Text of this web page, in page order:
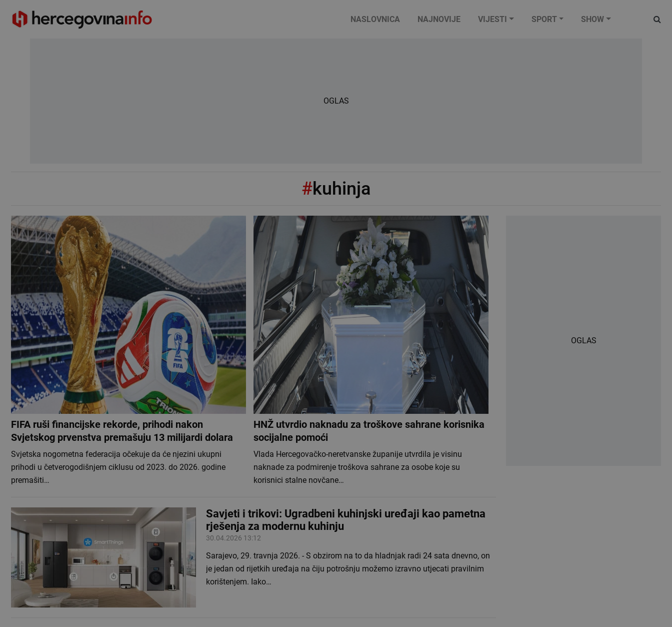
NASLOVNICA NAJNOVIJE VIJESTI SPORT SHOW
OGLAS
#kuhinja
FIFA ruši financijske rekorde, prihodi nakon
Svjetskog prvenstva premašuju 13 milijardi dolara
Svjetska nogometna federacija očekuje da će njezini ukupni
prihodi u četverogodišnjem ciklusu od 2023. do 2026. godine
premašiti…
HNŽ utvrdio naknadu za troškove sahrane korisnika
socijalne pomoći
Vlada Hercegovačko-neretvanske županije utvrdila je visinu
naknade za podmirenje troškova sahrane za osobe koje su
korisnici stalne novčane…
Savjeti i trikovi: Ugradbeni kuhinjski uređaji kao pametna
rješenja za modernu kuhinju
30.04.2026 13:12
Sarajevo, 29. travnja 2026. - S obzirom na to da hladnjak radi 24 sata dnevno, on
je jedan od rijetkih uređaja na čiju potrošnju možemo izravno utjecati pravilnim
korištenjem. Iako…
OGLAS